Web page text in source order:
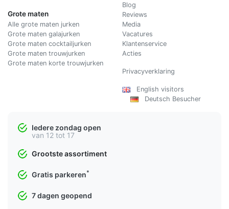
Grote maten
Alle grote maten jurken
Grote maten galajurken
Grote maten cocktailjurken
Grote maten trouwjurken
Grote maten korte trouwjurken
Blog
Reviews
Media
Vacatures
Klantenservice
Acties
Privacyverklaring
English visitors
Deutsch Besucher
Iedere zondag open
van 12 tot 17
Grootste assortiment
Gratis parkeren*
7 dagen geopend